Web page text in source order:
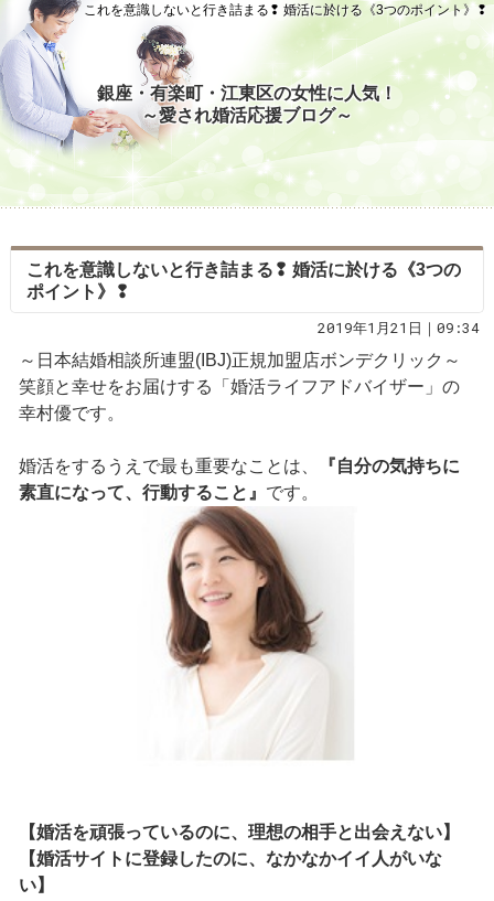
これを意識しないと行き詰まる❢ 婚活に於ける《3つのポイント》❢
銀座・有楽町・江東区の女性に人気！
～愛され婚活応援ブログ～
これを意識しないと行き詰まる❢ 婚活に於ける《3つの
ポイント》❢
2019年1月21日｜09:34
～日本結婚相談所連盟(IBJ)正規加盟店ボンデクリック～
笑顔と幸せをお届けする「婚活ライフアドバイザー」の
幸村優です。
婚活をするうえで最も重要なことは、
『自分の気持ちに
素直になって、行動すること』 です。
【婚活を頑張っているのに、理想の相手と出会えない】
【婚活サイトに登録したのに、なかなかイイ人がいな
い】